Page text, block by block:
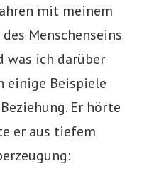
mit meinem
Menschenseins
was ich darüber
einige Beispiele
Er hörte
er aus tiefem